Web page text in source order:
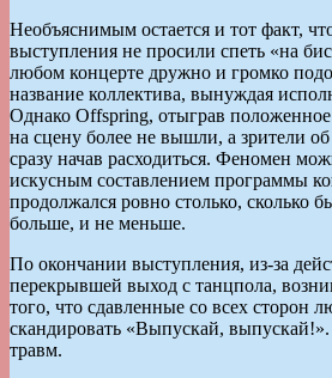
Необъяснимым остается и тот факт,
выступления не просили спеть «на
любом концерте дружно и громко
название коллектива, вынуждая
Однако Offspring, отыграв положенное
на сцену более не вышли, а зрители
сразу начав расходиться. Феномен
искусным составлением программы
продолжался ровно столько, сколько
больше, и не меньше.
По окончании выступления, из-за
перекрывшей выход с танцпола,
того, что сдавленные со всех сторон
скандировать «Выпускай,
травм.